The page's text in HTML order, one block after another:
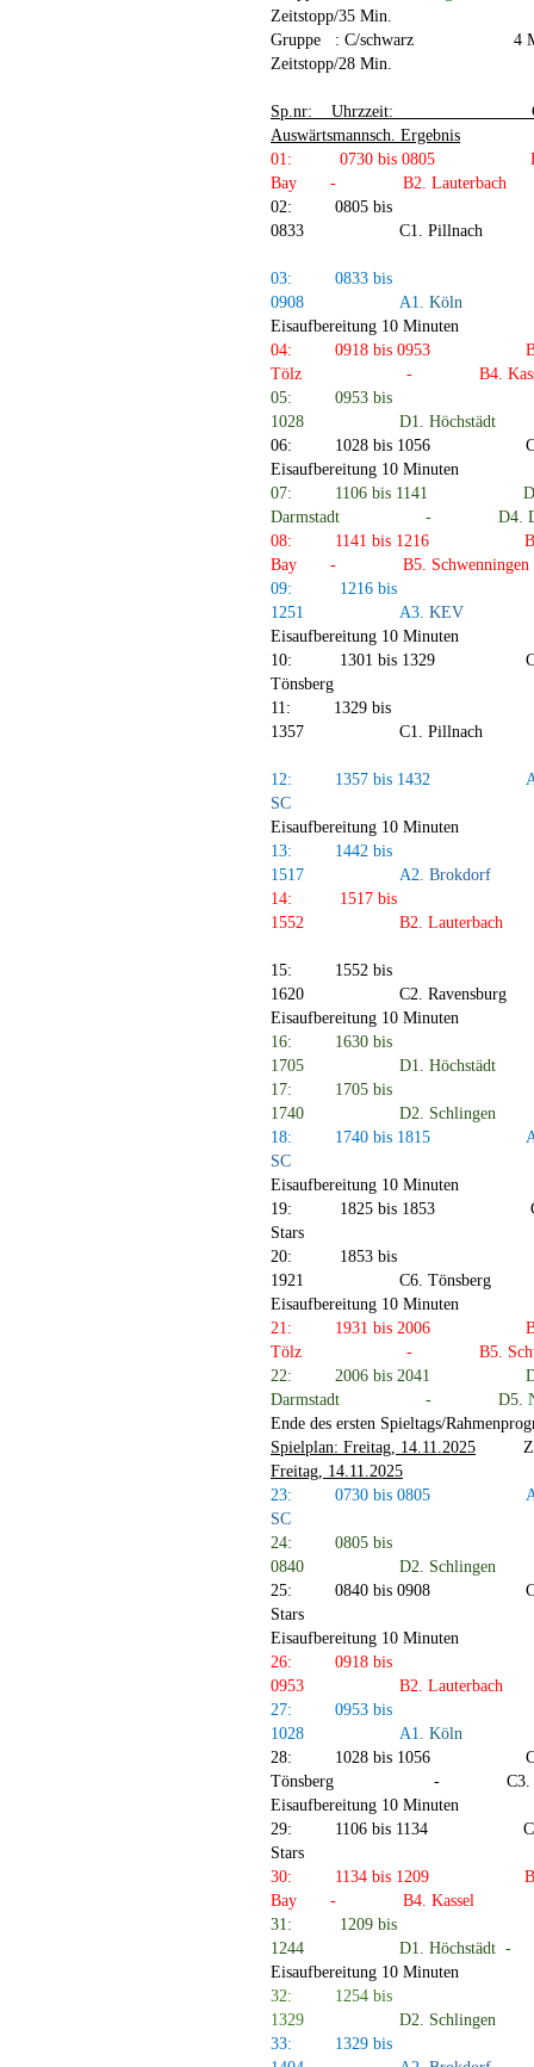
Zeitstopp/35 Min.
Gruppe
: C/schwarz
4
Zeitstopp/28 Min.
Sp.nr: Uhrzzeit:
Auswärtsmannsch. Ergebnis
01:
0730 bis 0805
Bay
- B2. Lauterbach
02:
0805 bis
0833
C1. Pillnach
03:
0833 bis
0908
A1. Köln
Eisaufbereitung 10 Minuten
04:
0918 bis 0953
Tölz
- B4.
05:
0953 bis
1028
D1. Höchstädt
06:
1028 bis 1056
Eisaufbereitung 10 Minuten
07:
1106 bis 1141
Darmstadt
- D4.
08:
1141 bis 1216
Bay
- B5. Schwenningen
09:
1216 bis
1251
A3. KEV
Eisaufbereitung 10 Minuten
10:
1301 bis 1329
Tönsberg
11:
1329 bis
1357
C1. Pillnach
12: 1357 bis 1432
SC
Eisaufbereitung 10 Minuten
13:
1442 bis
1517
A2. Brokdorf
14:
1517 bis
1552
B2. Lauterbach
15:
1552 bis
1620
C2. Ravensburg
Eisaufbereitung 10 Minuten
16:
1630 bis
1705
D1. Höchstädt
17:
1705 bis
1740
D2. Schlingen
18:
1740 bis 1815
SC
Eisaufbereitung 10 Minuten
19:
1825 bis 1853
Stars
20:
1853 bis
1921
C6. Tönsberg
Eisaufbereitung 10 Minuten
21:
1931 bis 2006
Tölz
- B5.
22:
2006 bis 2041
Darmstadt
- D5.
Ende des ersten Spieltags/
Spielplan: Freitag, 14.11.2025
Freitag, 14.11.2025
23:
0730 bis 0805
SC
24:
0805 bis
0840
D2. Schlingen
25:
0840 bis 0908
Stars
Eisaufbereitung 10 Minuten
26:
0918 bis
0953
B2. Lauterbach
27:
0953 bis
1028
A1. Köln
28:
1028 bis 1056
Tönsberg
-
C3.
Eisaufbereitung 10 Minuten
29:
1106 bis 1134
Stars
30:
1134 bis 1209
Bay
- B4. Kassel
31:
1209 bis
1244
D1. Höchstädt -
Eisaufbereitung 10 Minuten
32:
1254 bis
1329
D2. Schlingen
33:
1329 bis